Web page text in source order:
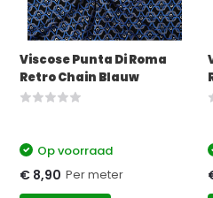
Viscose Punta Di Roma
Retro Chain Blauw
Op voorraad
€ 8,90 Per meter